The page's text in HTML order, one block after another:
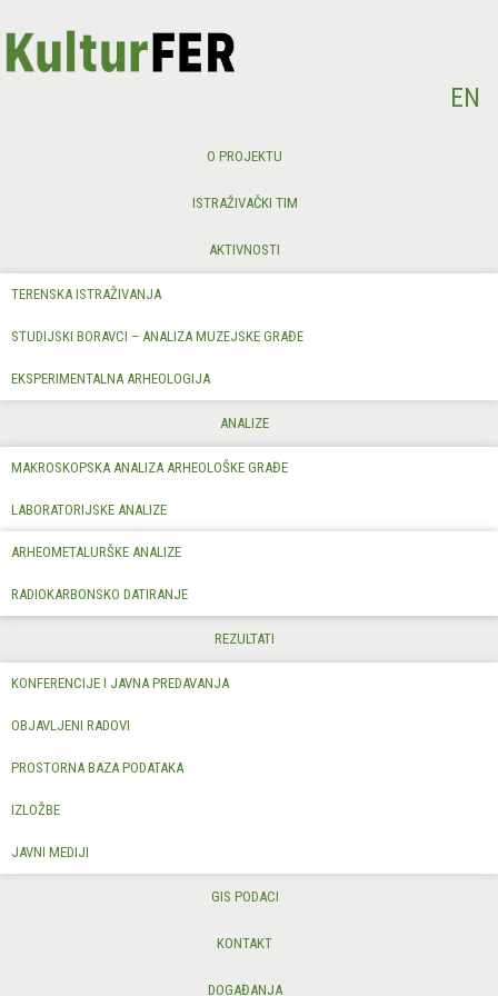
EN
O PROJEKTU
ISTRAŽIVAČKI TIM
AKTIVNOSTI
TERENSKA ISTRAŽIVANJA
STUDIJSKI BORAVCI – ANALIZA MUZEJSKE GRAĐE
EKSPERIMENTALNA ARHEOLOGIJA
ANALIZE
MAKROSKOPSKA ANALIZA ARHEOLOŠKE GRAĐE
LABORATORIJSKE ANALIZE
ARHEOMETALURŠKE ANALIZE
RADIOKARBONSKO DATIRANJE
REZULTATI
KONFERENCIJE I JAVNA PREDAVANJA
OBJAVLJENI RADOVI
PROSTORNA BAZA PODATAKA
IZLOŽBE
JAVNI MEDIJI
GIS PODACI
KONTAKT
DOGAĐANJA